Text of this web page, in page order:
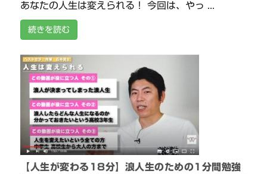
あなたの人生は変えられる！ 今回は、やっ ...
続きを読む
【人生が変わる18分】浪人生のための1分間勉強